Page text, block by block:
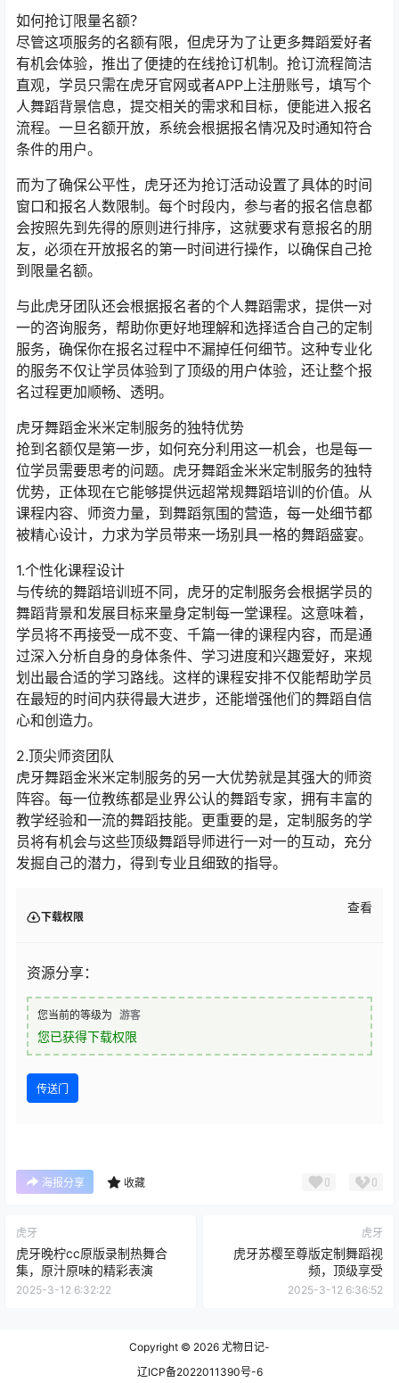
如何抢订限量名额？
尽管这项服务的名额有限，但虎牙为了让更多舞蹈爱好者
有机会体验，推出了便捷的在线抢订机制。抢订流程简洁
直观，学员只需在虎牙官网或者APP上注册账号，填写个
人舞蹈背景信息，提交相关的需求和目标，便能进入报名
流程。一旦名额开放，系统会根据报名情况及时通知符合
条件的用户。
而为了确保公平性，虎牙还为抢订活动设置了具体的时间
窗口和报名人数限制。每个时段内，参与者的报名信息都
会按照先到先得的原则进行排序，这就要求有意报名的朋
友，必须在开放报名的第一时间进行操作，以确保自己抢
到限量名额。
与此虎牙团队还会根据报名者的个人舞蹈需求，提供一对
一的咨询服务，帮助你更好地理解和选择适合自己的定制
服务，确保你在报名过程中不漏掉任何细节。这种专业化
的服务不仅让学员体验到了顶级的用户体验，还让整个报
名过程更加顺畅、透明。
虎牙舞蹈金米米定制服务的独特优势
抢到名额仅是第一步，如何充分利用这一机会，也是每一
位学员需要思考的问题。虎牙舞蹈金米米定制服务的独特
优势，正体现在它能够提供远超常规舞蹈培训的价值。从
课程内容、师资力量，到舞蹈氛围的营造，每一处细节都
被精心设计，力求为学员带来一场别具一格的舞蹈盛宴。
1.个性化课程设计
与传统的舞蹈培训班不同，虎牙的定制服务会根据学员的
舞蹈背景和发展目标来量身定制每一堂课程。这意味着，
学员将不再接受一成不变、千篇一律的课程内容，而是通
过深入分析自身的身体条件、学习进度和兴趣爱好，来规
划出最合适的学习路线。这样的课程安排不仅能帮助学员
在最短的时间内获得最大进步，还能增强他们的舞蹈自信
心和创造力。
2.顶尖师资团队
虎牙舞蹈金米米定制服务的另一大优势就是其强大的师资
阵容。每一位教练都是业界公认的舞蹈专家，拥有丰富的
教学经验和一流的舞蹈技能。更重要的是，定制服务的学
员将有机会与这些顶级舞蹈导师进行一对一的互动，充分
发掘自己的潜力，得到专业且细致的指导。
下载权限
查看
资源分享：
您当前的等级为 游客
您已获得下载权限
传送门
海报分享 收藏 0 0
虎牙
虎牙晚柠cc原版录制热舞合
集，原汁原味的精彩表演
2025-3-12 6:32:22
虎牙
虎牙苏樱至尊版定制舞蹈视
频，顶级享受
2025-3-12 6:36:52
Copyright © 2026 尤物日记-
辽ICP备2022011390号-6